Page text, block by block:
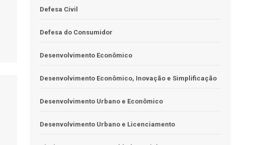
Defesa Civil
Defesa do Consumidor
Desenvolvimento Econômico
Desenvolvimento Econômico, Inovação e Simplificação
Desenvolvimento Urbano e Econômico
Desenvolvimento Urbano e Licenciamento